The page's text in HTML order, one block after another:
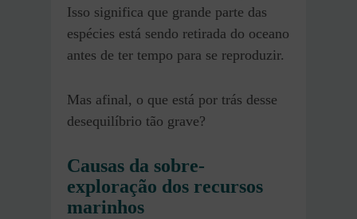
Isso significa que grande parte das
espécies está sendo retirada do oceano
antes de ter tempo para se reproduzir.
Mas afinal, o que está por trás desse
desequilíbrio tão grave?
Causas da sobre-
exploração dos recursos
marinhos